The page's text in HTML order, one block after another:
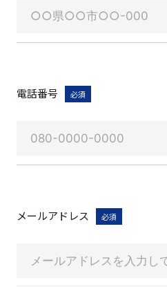
電話番号 必須
メールアドレス 必須